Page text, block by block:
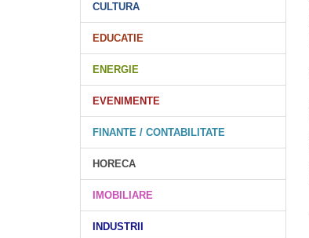
CULTURA
EDUCATIE
ENERGIE
EVENIMENTE
FINANTE / CONTABILITATE
HORECA
IMOBILIARE
INDUSTRII